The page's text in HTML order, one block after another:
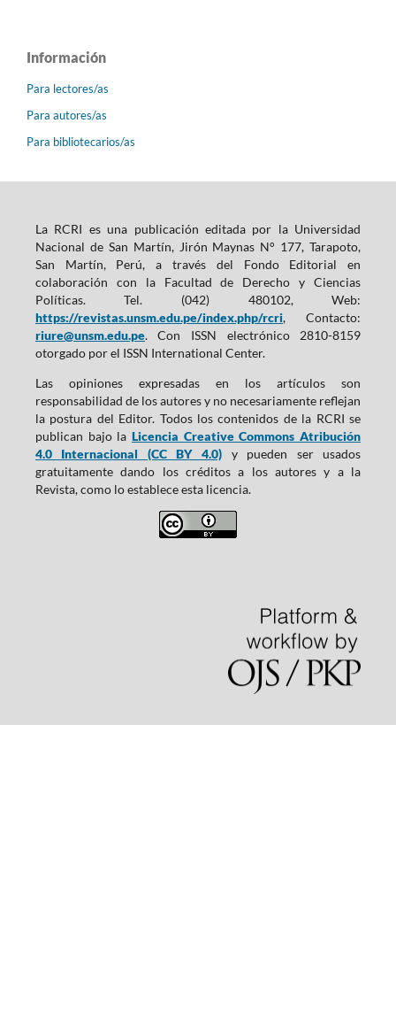
Información
Para lectores/as
Para autores/as
Para bibliotecarios/as
La RCRI es una publicación editada por la Universidad
Nacional de San Martín, Jirón Maynas N° 177, Tarapoto,
San Martín, Perú, a través del Fondo Editorial en
colaboración con la Facultad de Derecho y Ciencias
Políticas. Tel. (042) 480102, Web:
https://revistas.unsm.edu.pe/index.php/rcri, Contacto:
riure@unsm.edu.pe. Con ISSN electrónico 2810-8159
otorgado por el ISSN International Center.
Las opiniones expresadas en los artículos son
responsabilidad de los autores y no necesariamente reflejan
la postura del Editor. Todos los contenidos de la RCRI se
publican bajo la Licencia Creative Commons Atribución
4.0 Internacional (CC BY 4.0) y pueden ser usados
gratuitamente dando los créditos a los autores y a la
Revista, como lo establece esta licencia.